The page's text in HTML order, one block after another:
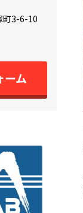
町3-6-10
ーム